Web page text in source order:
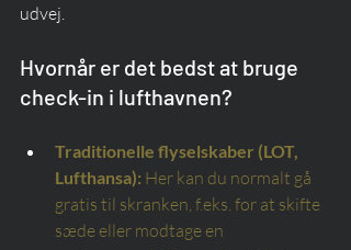
udvej.
Hvornår er det bedst at bruge
check-in i lufthavnen?
Traditionelle flyselskaber (LOT,
Lufthansa): Her kan du normalt gå
gratis til skranken, f.eks. for at skifte
sæde eller modtage en